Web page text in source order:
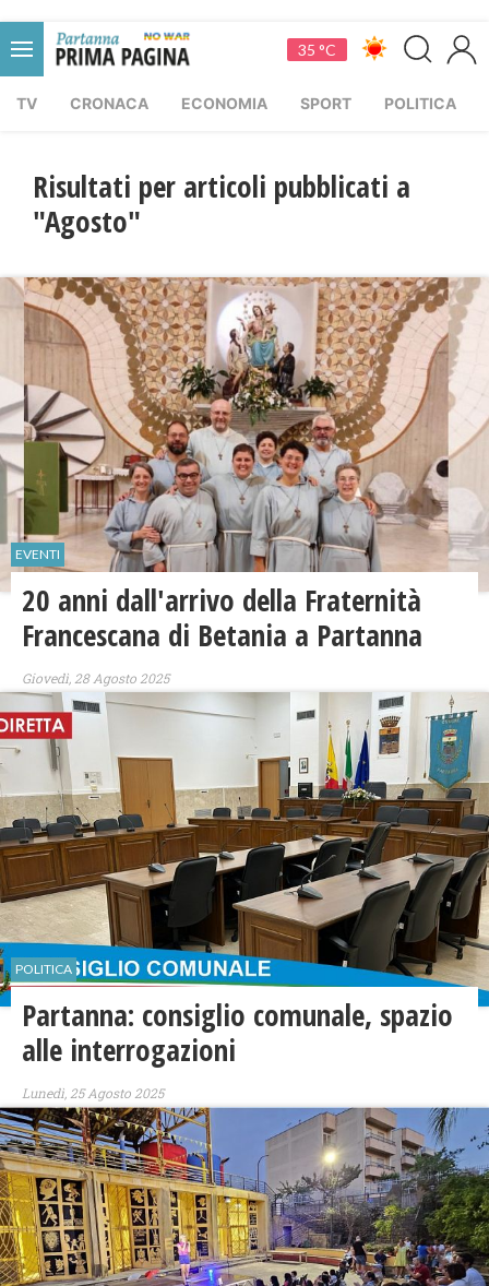
35 °C
TV CRONACA ECONOMIA SPORT POLITICA
Risultati per articoli pubblicati a
"Agosto"
EVENTI
20 anni dall'arrivo della Fraternità
Francescana di Betania a Partanna
Giovedì, 28 Agosto 2025
POLITICA
Partanna: consiglio comunale, spazio
alle interrogazioni
Lunedì, 25 Agosto 2025